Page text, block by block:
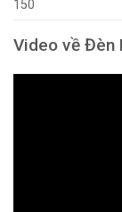
150
Video về Đèn